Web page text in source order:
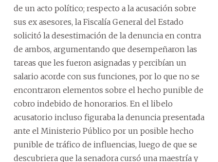
de un acto político; respecto a la acusación sobre
sus ex asesores, la Fiscalía General del Estado
solicitó la desestimación de la denuncia en contra
de ambos, argumentando que desempeñaron las
tareas que les fueron asignadas y percibían un
salario acorde con sus funciones, por lo que no se
encontraron elementos sobre el hecho punible de
cobro indebido de honorarios. En el libelo
acusatorio incluso figuraba la denuncia presentada
ante el Ministerio Público por un posible hecho
punible de tráfico de influencias, luego de que se
descubriera que la senadora cursó una maestría y